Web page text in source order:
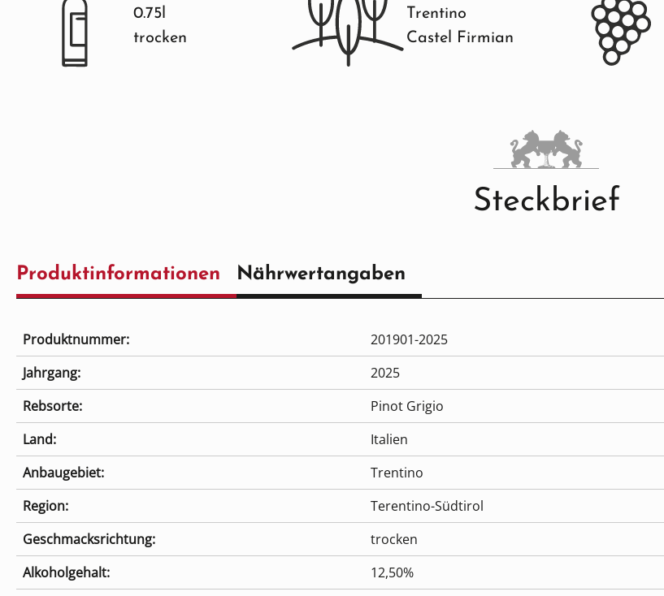
0.75l
trocken
Trentino
Castel Firmian
Steckbrief
Produktinformationen Nährwertangaben
Produktnummer: 201901-2025
Land:
Italien
Anbaugebiet:
Trentino
Region:
Terentino-Südtirol
Rebsorte: Pinot Grigio
Jahrgang: 2025
Geschmacksrichtung:
trocken
Alkoholgehalt:
12,50%